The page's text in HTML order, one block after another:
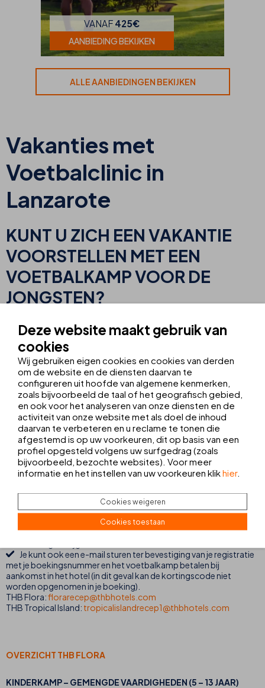
VANAF 425€
AANBIEDING BEKIJKEN
ALLE AANBIEDINGEN BEKIJKEN
Vakanties met
Voetbalclinic in
Lanzarote
KUNT U ZICH EEN VAKANTIE
VOORSTELLEN MET EEN
VOETBALKAMP VOOR DE
JONGSTEN?
Nu bieden wij u bij THB hotels de mogelijkheid om uw kinderen
tijdens de vakantie enkele dagen te laten deelnemen aan een
voetbalkamp onder leiding van The Game Football Elite Academy
uit Londen.
Wat is een beter plan voor en aanvulling op je
gezinsvakantie? Vakantie en voetbal.
Kies gewoon in welk hotel je kinderen de volgende voetbalster
worden,THB Flora* **(Puerto del Carmen) ofTHB Tropical
Island* ***(Playa Blanca).
HOE TE RESERVEREN?
Kies in de zoekresultaten de kamer met de beschrijving
"Voetbalkamp". Geef bij de boekingsopmerkingen aan hoeveel
kinderen je wilt aanmelden voor het voetbalkamp en de concrete
data van de cursus. Gebruik promotiecode THBTHEGAME1 om
Je kunt ook een e-mail sturen ter bevestiging van je registratie
met je boekingsnummer en het voetbalkamp betalen bij
aankomst in het hotel (in dit geval kan de kortingscode niet
worden opgenomen in je boeking).
THB Flora:florarecep@thbhotels.com
THB Tropical Island: tropicalislandrecep1@thbhotels.com
OVERZICHT THB FLORA
KINDERKAMP – GEMENGDE VAARDIGHEDEN (5 – 13 JAAR)
Deze website maakt gebruik van
cookies
Wij gebruiken eigen cookies en cookies van derden
om de website en de diensten daarvan te
configureren uit hoofde van algemene kenmerken,
zoals bijvoorbeeld de taal of het geografisch gebied,
en ook voor het analyseren van onze diensten en de
activiteit van onze website met als doel de inhoud
daarvan te verbeteren en u reclame te tonen die
afgestemd is op uw voorkeuren, dit op basis van een
profiel opgesteld volgens uw surfgedrag (zoals
bijvoorbeeld, bezochte websites). Voor meer
informatie en het instellen van uw voorkeuren klikhier.
Cookies weigeren
Cookies toestaan